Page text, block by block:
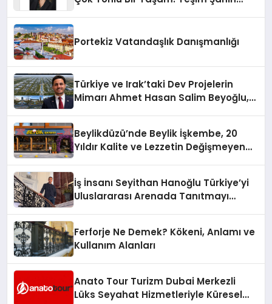
Portekiz Vatandaşlık Danışmanlığı
Türkiye ve Irak’taki Dev Projelerin
Mimarı Ahmet Hasan Salim Beyoğlu,
Hayata Geçirecek
Beylikdüzü’nde Beylik İşkembe, 20
Yıldır Kalite ve Lezzetin Değişmeyen
İş İnsanı Seyithan Hanoğlu Türkiye’yi
Uluslararası Arenada Tanıtmayı
Ferforje Ne Demek? Kökeni, Anlamı ve
Kullanım Alanları
Anato Tour Turizm Dubai Merkezli
Lüks Seyahat Hizmetleriyle Küresel